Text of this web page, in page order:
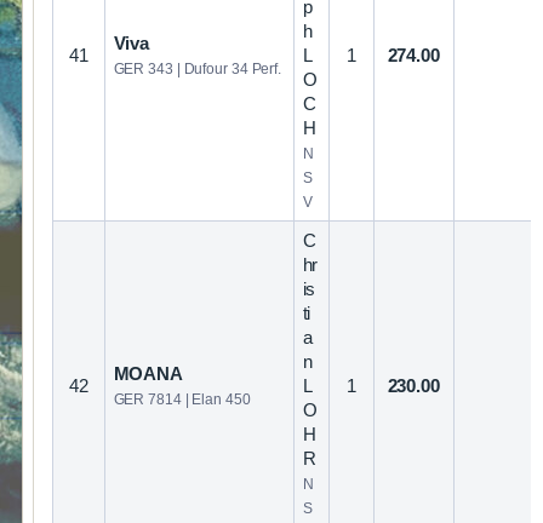
41
Viva
GER 343 | Dufour 34 Perf.
p
h
L
O
C
H
N
S
V
1 274.00
42
MOANA
GER 7814 | Elan 450
C
hr
is
ti
a
n
L
O
H
R
N
S
1 230.00